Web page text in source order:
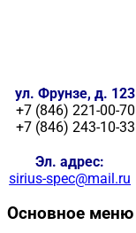
ул. Фрунзе, д. 123
+7 (846) 221-00-70
+7 (846) 243-10-33
Эл. адрес:
sirius-spec@mail.ru
Основное меню